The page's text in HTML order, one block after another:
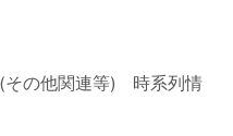
(その他関連等) 時系列情